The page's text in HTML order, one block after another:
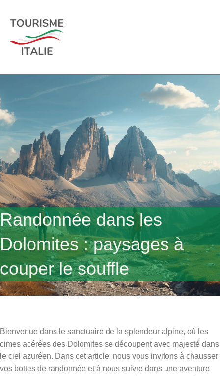
Randonnée dans les
Dolomites : paysages à
couper le souffle
Bienvenue dans le sanctuaire de la splendeur alpine, où les
cimes acérées des Dolomites se découpent avec majesté dans
le ciel azuréen. Dans cet article, nous vous invitons à chausser
vos bottes de randonnée et à nous suivre dans une aventure